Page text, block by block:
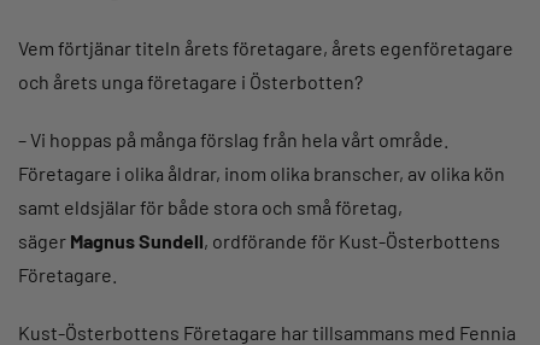
Vem förtjänar titeln årets företagare, årets egenföretagare
och årets unga företagare i Österbotten?
– Vi hoppas på många förslag från hela vårt område.
Företagare i olika åldrar, inom olika branscher, av olika kön
samt eldsjälar för både stora och små företag,
säger Magnus Sundell, ordförande för Kust-Österbottens
Företagare.
Kust-Österbottens Företagare har tillsammans med Fennia